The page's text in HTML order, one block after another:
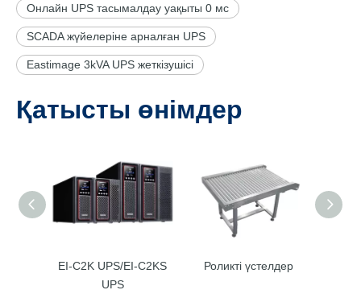
Онлайн UPS тасымалдау уақыты 0 мс
SCADA жүйелеріне арналған UPS
Eastimage 3kVA UPS жеткізушісі
Қатысты өнімдер
EI-C2K UPS/EI-C2KS
UPS
Роликті үстелдер